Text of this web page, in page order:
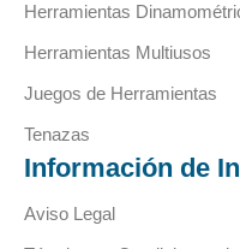
Herramientas
Herramientas Multiusos
Juegos de Herramientas
Tenazas
Información de
Aviso Legal